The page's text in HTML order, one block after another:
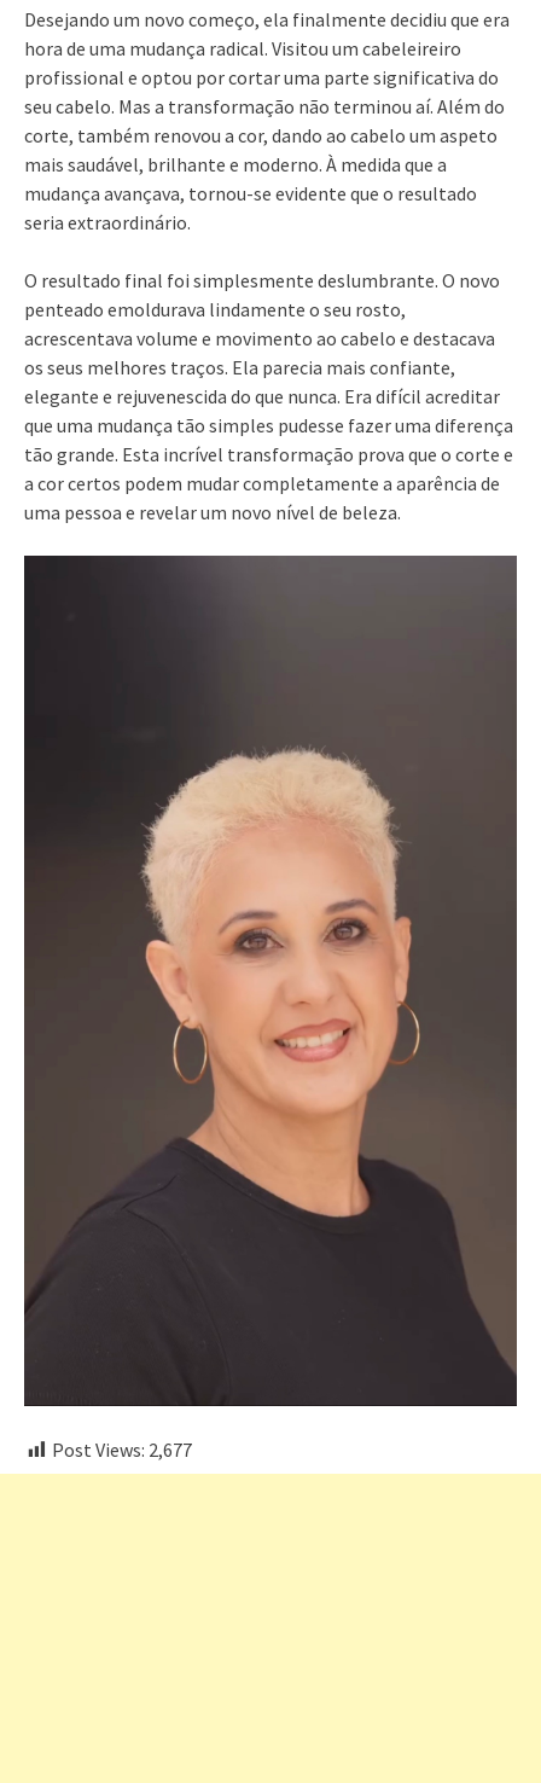
Desejando um novo começo, ela finalmente decidiu que era
hora de uma mudança radical. Visitou um cabeleireiro
profissional e optou por cortar uma parte significativa do
seu cabelo. Mas a transformação não terminou aí. Além do
corte, também renovou a cor, dando ao cabelo um aspeto
mais saudável, brilhante e moderno. À medida que a
mudança avançava, tornou-se evidente que o resultado
seria extraordinário.
O resultado final foi simplesmente deslumbrante. O novo
penteado emoldurava lindamente o seu rosto,
acrescentava volume e movimento ao cabelo e destacava
os seus melhores traços. Ela parecia mais confiante,
elegante e rejuvenescida do que nunca. Era difícil acreditar
que uma mudança tão simples pudesse fazer uma diferença
tão grande. Esta incrível transformação prova que o corte e
a cor certos podem mudar completamente a aparência de
uma pessoa e revelar um novo nível de beleza.
Post Views: 2,677